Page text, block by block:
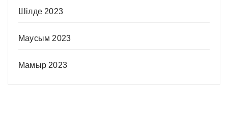
Шілде 2023
Маусым 2023
Мамыр 2023